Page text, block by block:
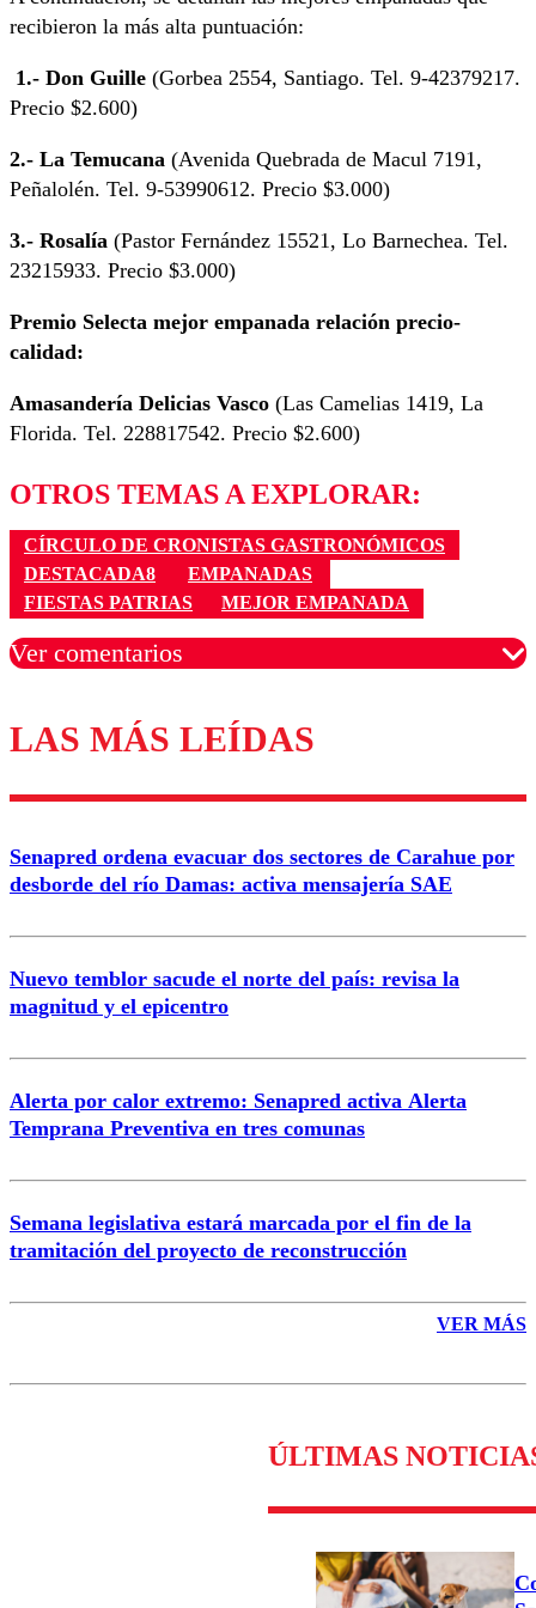
recibieron la más alta puntuación:
1.- Don Guille (Gorbea 2554, Santiago. Tel. 9-42379217.
Precio $2.600)
2.- La Temucana (Avenida Quebrada de Macul 7191,
Peñalolén. Tel. 9-53990612. Precio $3.000)
3.- Rosalía (Pastor Fernández 15521, Lo Barnechea. Tel.
23215933. Precio $3.000)
Premio Selecta mejor empanada relación precio-
calidad:
Amasandería Delicias Vasco (Las Camelias 1419, La
Florida. Tel. 228817542. Precio $2.600)
OTROS TEMAS A EXPLORAR:
CÍRCULO DE CRONISTAS GASTRONÓMICOS
DESTACADA8
EMPANADAS
FIESTAS PATRIAS
MEJOR EMPANADA
Ver comentarios
Los comentarios son moderados para garantizar un
diálogo respetuoso.
Nombre
Correo
LAS MÁS LEÍDAS
Senapred ordena evacuar dos sectores de Carahue por
desborde del río Damas: activa mensajería SAE
Nuevo temblor sacude el norte del país: revisa la
magnitud y el epicentro
Alerta por calor extremo: Senapred activa Alerta
Temprana Preventiva en tres comunas
Semana legislativa estará marcada por el fin de la
tramitación del proyecto de reconstrucción
VER MÁS
ÚLTIMAS